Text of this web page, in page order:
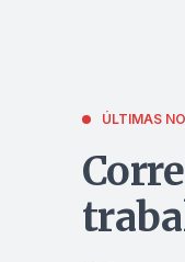
ÚLTIMAS